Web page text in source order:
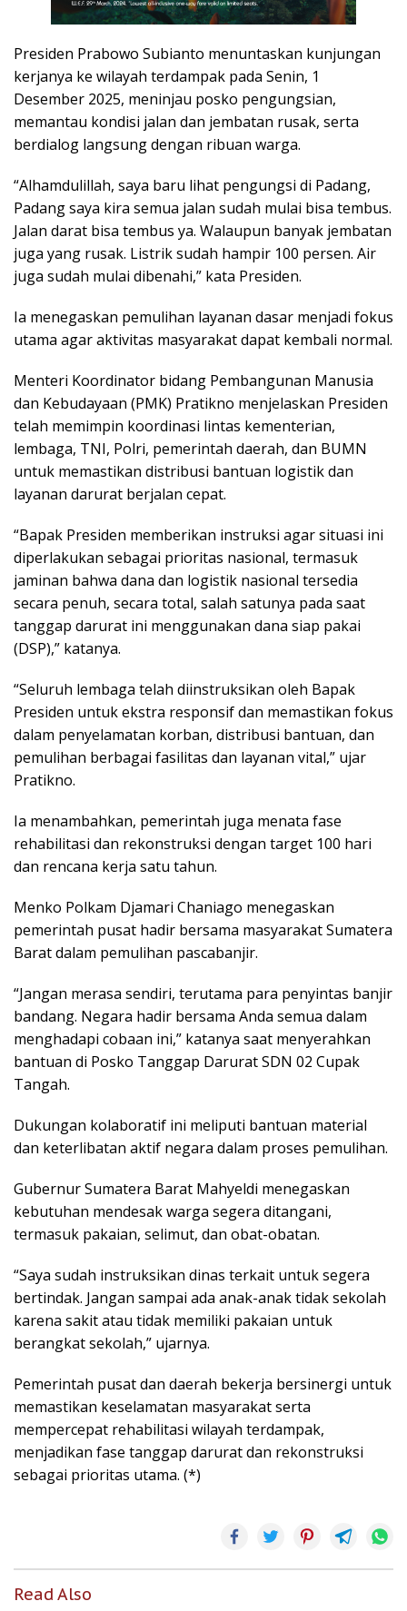
Presiden Prabowo Subianto menuntaskan kunjungan
kerjanya ke wilayah terdampak pada Senin, 1
Desember 2025, meninjau posko pengungsian,
memantau kondisi jalan dan jembatan rusak, serta
berdialog langsung dengan ribuan warga.
“Alhamdulillah, saya baru lihat pengungsi di Padang,
Padang saya kira semua jalan sudah mulai bisa tembus.
Jalan darat bisa tembus ya. Walaupun banyak jembatan
juga yang rusak. Listrik sudah hampir 100 persen. Air
juga sudah mulai dibenahi,” kata Presiden.
Ia menegaskan pemulihan layanan dasar menjadi fokus
utama agar aktivitas masyarakat dapat kembali normal.
Menteri Koordinator bidang Pembangunan Manusia
dan Kebudayaan (PMK) Pratikno menjelaskan Presiden
telah memimpin koordinasi lintas kementerian,
lembaga, TNI, Polri, pemerintah daerah, dan BUMN
untuk memastikan distribusi bantuan logistik dan
layanan darurat berjalan cepat.
“Bapak Presiden memberikan instruksi agar situasi ini
diperlakukan sebagai prioritas nasional, termasuk
jaminan bahwa dana dan logistik nasional tersedia
secara penuh, secara total, salah satunya pada saat
tanggap darurat ini menggunakan dana siap pakai
(DSP),” katanya.
“Seluruh lembaga telah diinstruksikan oleh Bapak
Presiden untuk ekstra responsif dan memastikan fokus
dalam penyelamatan korban, distribusi bantuan, dan
pemulihan berbagai fasilitas dan layanan vital,” ujar
Pratikno.
Ia menambahkan, pemerintah juga menata fase
rehabilitasi dan rekonstruksi dengan target 100 hari
dan rencana kerja satu tahun.
Menko Polkam Djamari Chaniago menegaskan
pemerintah pusat hadir bersama masyarakat Sumatera
Barat dalam pemulihan pascabanjir.
“Jangan merasa sendiri, terutama para penyintas banjir
bandang. Negara hadir bersama Anda semua dalam
menghadapi cobaan ini,” katanya saat menyerahkan
bantuan di Posko Tanggap Darurat SDN 02 Cupak
Tangah.
Dukungan kolaboratif ini meliputi bantuan material
dan keterlibatan aktif negara dalam proses pemulihan.
Gubernur Sumatera Barat Mahyeldi menegaskan
kebutuhan mendesak warga segera ditangani,
termasuk pakaian, selimut, dan obat-obatan.
“Saya sudah instruksikan dinas terkait untuk segera
bertindak. Jangan sampai ada anak-anak tidak sekolah
karena sakit atau tidak memiliki pakaian untuk
berangkat sekolah,” ujarnya.
Pemerintah pusat dan daerah bekerja bersinergi untuk
memastikan keselamatan masyarakat serta
mempercepat rehabilitasi wilayah terdampak,
menjadikan fase tanggap darurat dan rekonstruksi
sebagai prioritas utama. (*)
Read Also